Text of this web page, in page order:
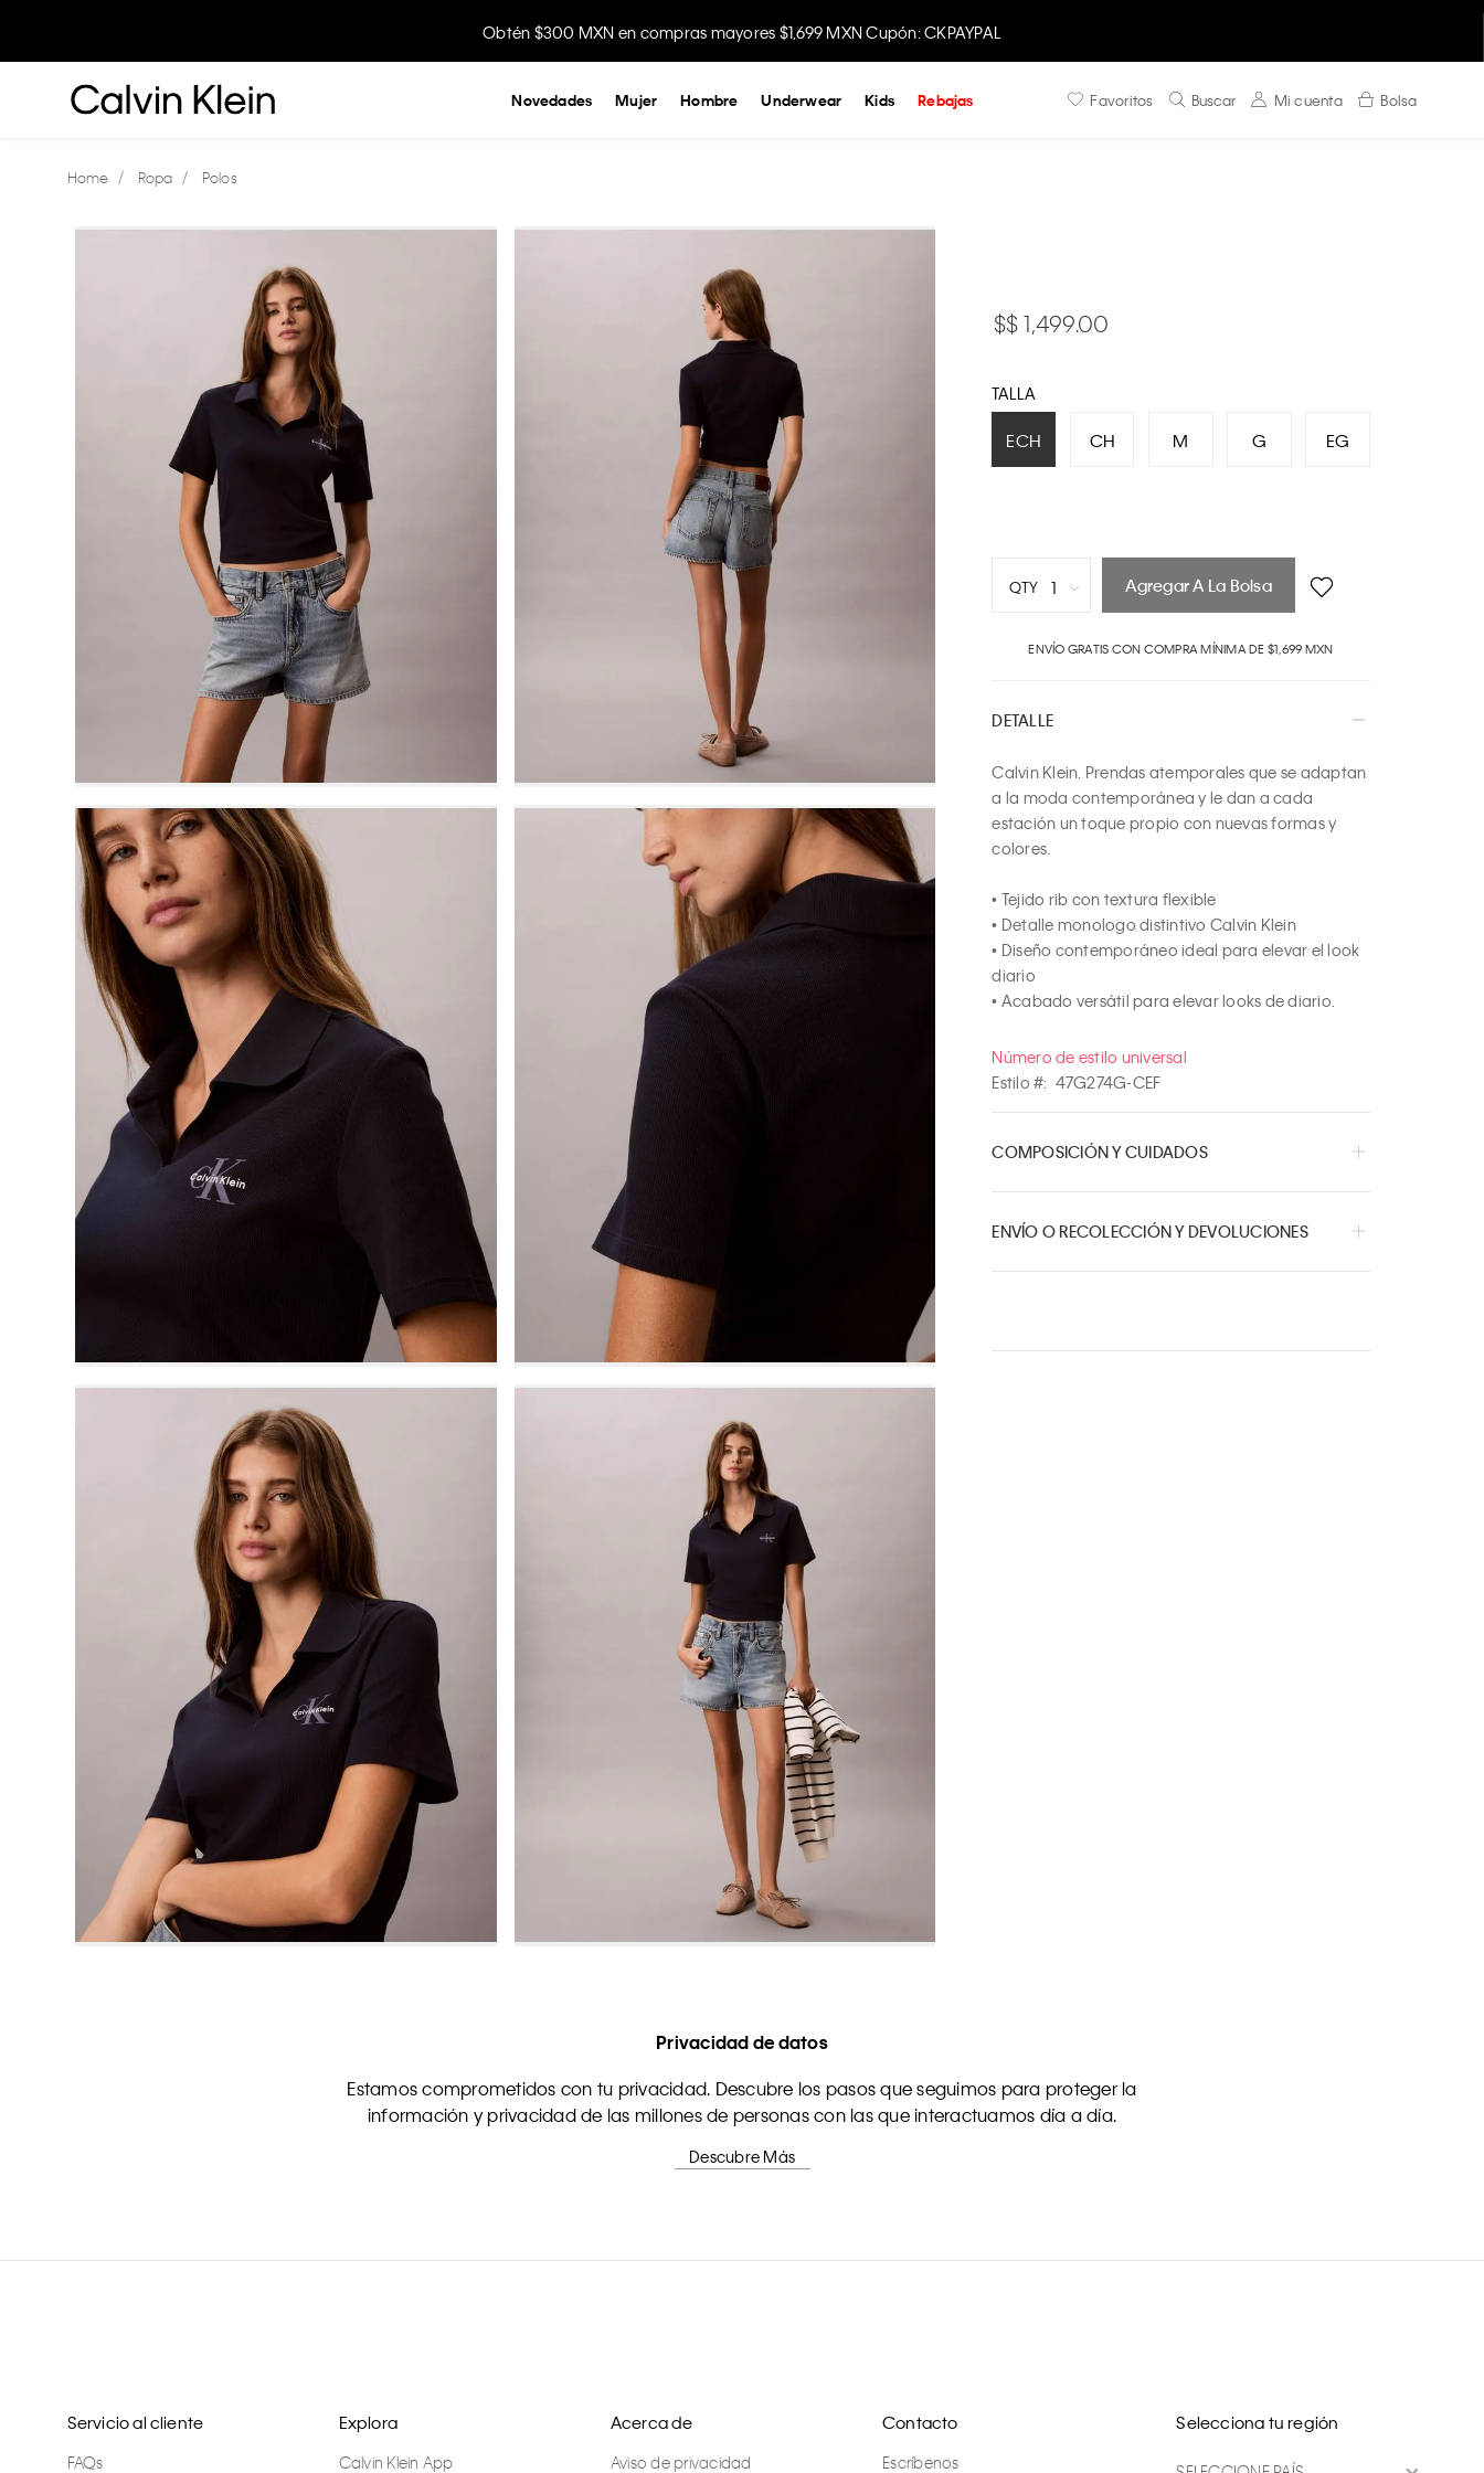
Obtén $300 MXN en compras mayores $1,699 MXN Cupón: CKPAYPAL
Disfruta envío gratis comprando en la app.
Favoritos Buscar Mi cuenta Bolsa
Novedades Mujer Hombre Underwear Kids Rebajas
Ropa Polos
$ 1,499.00
TALLA
ECH CH M G EG
QTY 1
6
7
8
9
Agregar A La Bolsa
ENVÍO GRATIS CON COMPRA MÍNIMA DE $1,699 MXN
DETALLE
Calvin Klein. Prendas atemporales que se adaptan
a la moda contemporánea y le dan a cada
estación un toque propio con nuevas formas y
colores.
• Tejido rib con textura flexible
• Detalle monologo distintivo Calvin Klein
• Diseño contemporáneo ideal para elevar el look
diario
• Acabado versátil para elevar looks de diario.
Número de estilo universal
Estilo #: 47G274G-CEF
COMPOSICIÓN Y CUIDADOS
ENVÍO O RECOLECCIÓN Y DEVOLUCIONES
Privacidad de datos
Estamos comprometidos con tu privacidad. Descubre los pasos que seguimos para proteger la
información y privacidad de las millones de personas con las que interactuamos día a día.
Descubre Más
Servicio al cliente
FAQs
Explora
Calvin Klein App
Acerca de
Aviso de privacidad
Contacto
Escríbenos
Selecciona tu región